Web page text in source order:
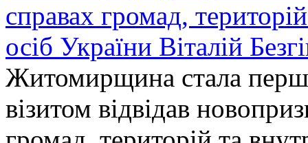
справах громад,
осіб України Віталій
Житомирщина стала
візитом відвідав